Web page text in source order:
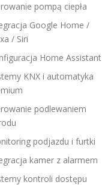
pompą ciepła
Google Home /
/ Siri
Home Assistant
KNX i automatyka
podlewaniem
podjazdu i furtki
kamer z alarmem
kontroli dostępu